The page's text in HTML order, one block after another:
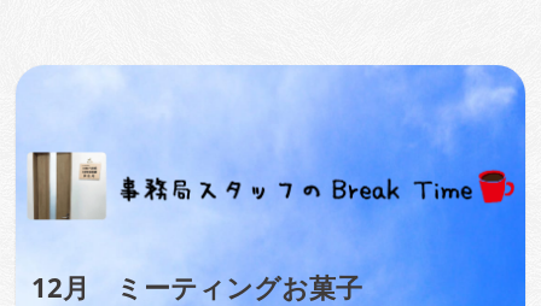
12月 ミーティングお菓子